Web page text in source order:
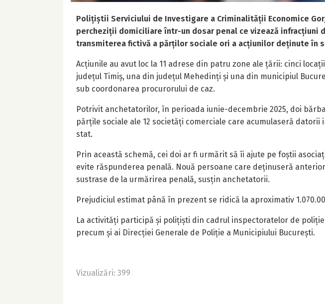
Polițiștii Serviciului de Investigare a Criminalității Economice
percheziții domiciliare într-un dosar penal ce vizează infracțiuni
transmiterea fictivă a părților sociale ori a acțiunilor deținute în
Acțiunile au avut loc la 11 adrese din patru zone ale țării: cinci
județul Timiș, una din județul Mehedinți și una din municipiul
sub coordonarea procurorului de caz.
Potrivit anchetatorilor, în perioada iunie-decembrie 2025, doi
părțile sociale ale 12 societăți comerciale care acumulaseră
stat.
Prin această schemă, cei doi ar fi urmărit să îi ajute pe foștii
evite răspunderea penală. Nouă persoane care deținuseră
sustrase de la urmărirea penală, susțin anchetatorii.
Prejudiciul estimat până în prezent se ridică la aproximativ
La activități participă și polițiști din cadrul inspectoratelor de
precum și ai Direcției Generale de Poliție a Municipiului București.
Vizualizări: 399